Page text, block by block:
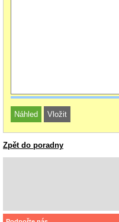
Zpět do poradny